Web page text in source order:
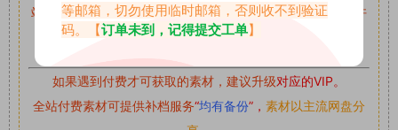
站内资源为网友个人学习或测试研究使用，未经原版权作者许
可,禁止用于任何商业途径！请在下载24小时内删除！
如果遇到付费才可获取的素材，建议升级对应的VIP。
全站付费素材可提供补档服务“均有备份”， 素材以主流网盘分
等邮箱，切勿使用临时邮箱，否则收不到验证
码。【订单未到，记得提交工单】